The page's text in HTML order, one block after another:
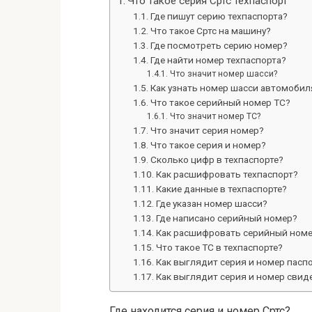
Где пишут серию техпаспорта?
Что такое Сртс на машину?
Где посмотреть серию номер?
Где найти номер техпаспорта?
Что значит номер шасси?
Как узнать номер шасси
Что такое серийный номер ТС?
Что значит номер ТС?
Что значит серия номер?
Что такое серия и номер?
Сколько цифр в техпаспорте?
Как расшифровать техпаспорт?
Какие данные в техпаспорте?
Где указан номер шасси?
Где написано серийный номер?
Как расшифровать серийный
Что такое ТС в техпаспорте?
Как выглядит серия и номер
Как выглядит серия и номер